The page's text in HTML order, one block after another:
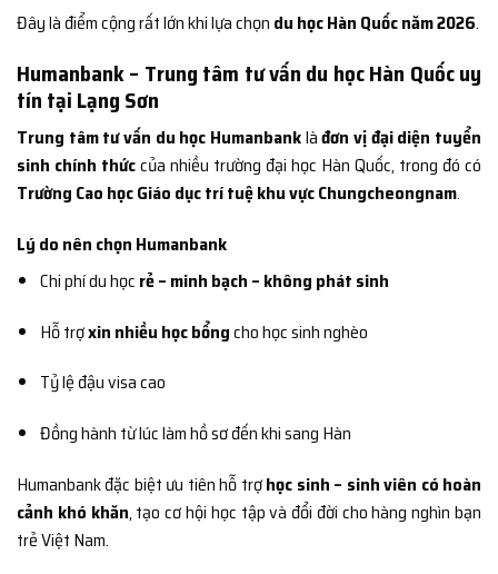
Đây là điểm cộng rất lớn khi lựa chọn du học Hàn Quốc năm 2026.
Humanbank – Trung tâm tư vấn du học Hàn Quốc uy
tín tại Lạng Sơn
Trung tâm tư vấn du học Humanbanklàđơn vị đại diện tuyển
sinh chính thứccủa nhiều trường đại học Hàn Quốc, trong đó có
Trường Cao học Giáo dục trí tuệ khu vực Chungcheongnam.
Lý do nên chọn Humanbank
Chi phí du học rẻ – minh bạch – không phát sinh
Hỗ trợxin nhiều học bổngcho học sinh nghèo
Tỷ lệ đậu visa cao
Đồng hành từ lúc làm hồ sơ đến khi sang Hàn
Humanbank đặc biệt ưu tiên hỗ trợhọc sinh – sinh viên có hoàn
cảnh khó khăn, tạo cơ hội học tập và đổi đời cho hàng nghìn bạn
trẻ Việt Nam.